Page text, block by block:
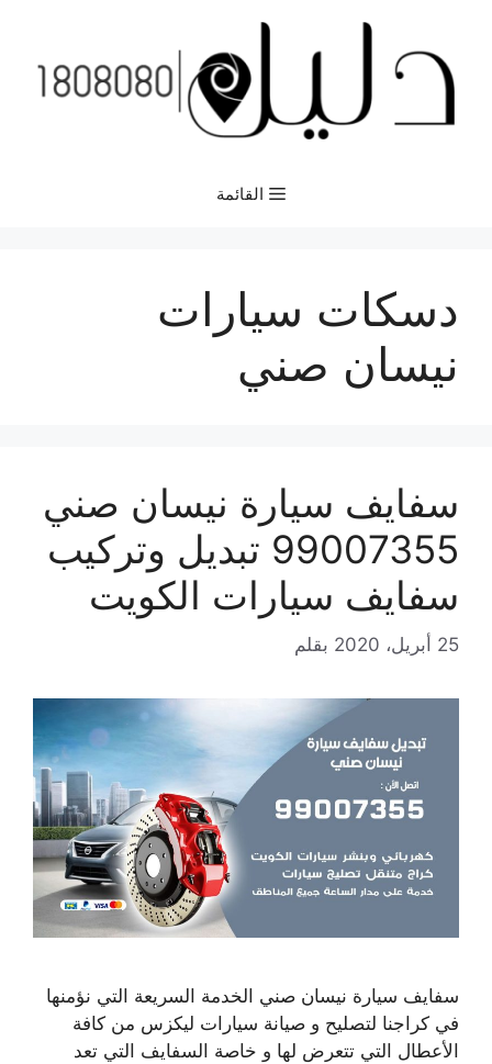
المحتوى
القائمة
دسكات سيارات
نيسان صني
سفايف سيارة نيسان صني
99007355 تبديل وتركيب
سفايف سيارات الكويت
25 أبريل، 2020 بقلم
سفايف سيارة نيسان صني الخدمة السريعة التي نؤمنها
في كراجنا لتصليح و صيانة سيارات ليكزس من كافة
الأعطال التي تتعرض لها و خاصة السفايف التي تعد